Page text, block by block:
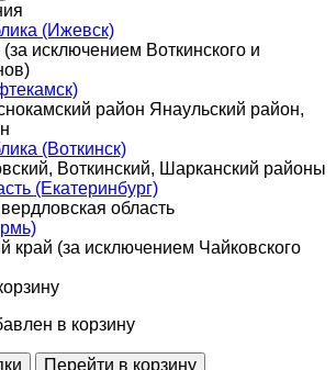
(Ижевск)
исключением Воткинского и
район Янаульский район,
(Воткинск)
Воткинский, Шарканский районы
(Екатеринбург)
область
край (за исключением Чайковского
в корзину